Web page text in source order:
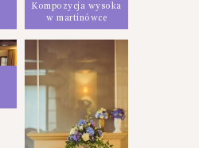
Kompozycja wysoka
w martinówce